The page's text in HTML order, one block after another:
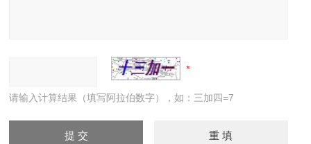
请输入计算结果（填写阿拉伯数字），如：三加四=7